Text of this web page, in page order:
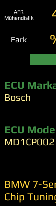
AFR
Mühendislik
Fark
ECU
Bosch
ECU
BMW 7-
Chip